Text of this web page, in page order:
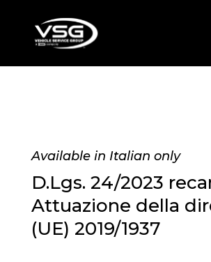
Available in Italian only
D.Lgs. 24/2023
Attuazione della
(UE) 2019/1937